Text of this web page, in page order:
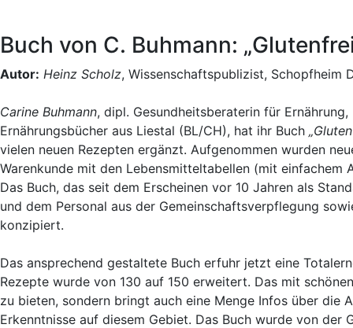
Buch von C. Buhmann:
Autor: Heinz Scholz, Wissenschaftspublizist, Schopfheim
Carine Buhmann, dipl. Gesundheitsberaterin für
Ernährungsbücher aus Liestal (BL/CH), hat ihr Buch
vielen neuen Rezepten ergänzt. Aufgenommen wurden
Warenkunde mit den Lebensmitteltabellen (mit
Das Buch, das seit dem Erscheinen vor 10 Jahren als
und dem Personal aus der Gemeinschaftsverpflegung
konzipiert.
Das ansprechend gestaltete Buch erfuhr jetzt eine
Rezepte wurde von 130 auf 150 erweitert. Das mit
zu bieten, sondern bringt auch eine Menge Infos über die
Erkenntnisse auf diesem Gebiet. Das Buch wurde von